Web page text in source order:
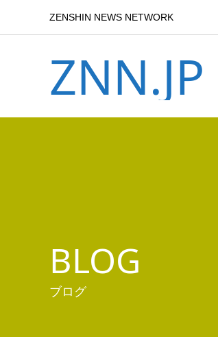
ZENSHIN NEWS NETWORK
ZNN.JP
BLOG
ブログ